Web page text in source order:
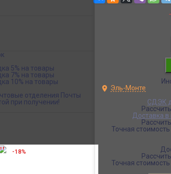
Эль-Монте
СДЭК
Доставка
Точная
Точная
5% на товары
7% на товары
10% на товары
отделения Почты
при получении!
-18%